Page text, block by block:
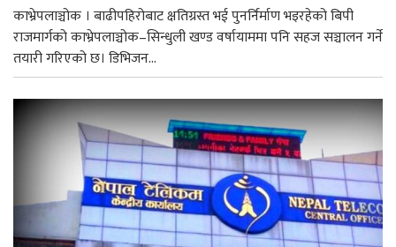
काभ्रेपलाञ्चोक । बाढीपहिरोबाट क्षतिग्रस्त भई पुनर्निर्माण भइरहेको बिपी
राजमार्गको काभ्रेपलाञ्चोक–सिन्धुली खण्ड वर्षायाममा पनि सहज सञ्चालन गर्ने
तयारी गरिएको छ। डिभिजन...